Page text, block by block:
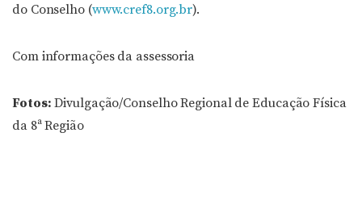
do Conselho (www.cref8.org.br).
Com informações da assessoria
Fotos: Divulgação/Conselho Regional de Educação Física
da 8ª Região